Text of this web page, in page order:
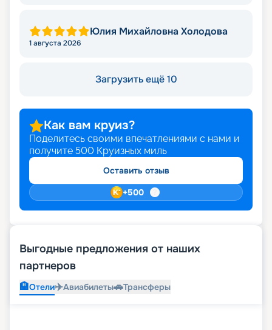
Юлия Михайловна Холодова
1 августа 2026
Загрузить ещё 10
Как вам круиз?
Поделитесь своими впечатлениями с нами и
получите 500 Круизных миль
Оставить отзыв
+500
Выгодные предложения от наших
партнеров
🏨Отели✈️Авиабилеты🚗Трансферы